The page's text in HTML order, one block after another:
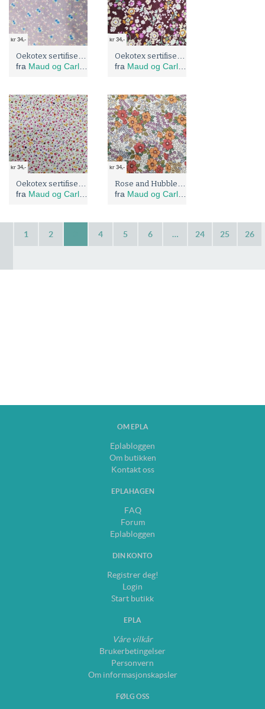
kr 34,-
fra Maud og Carlas stoffer
kr 34,-
fra Maud og Carlas stoffer
kr 34,-
fra Maud og Carlas stoffer
kr 34,-
fra Maud og Carlas stoffer
1 2 4 5 6 … 24 25 26
OM EPLA
Eplabloggen
Om butikken
Kontakt oss
EPLAHAGEN
FAQ
Forum
Eplabloggen
DIN KONTO
Registrer deg!
Login
Start butikk
EPLA
Våre vilkår
Brukerbetingelser
Personvern
Om informasjonskapsler
FØLG OSS